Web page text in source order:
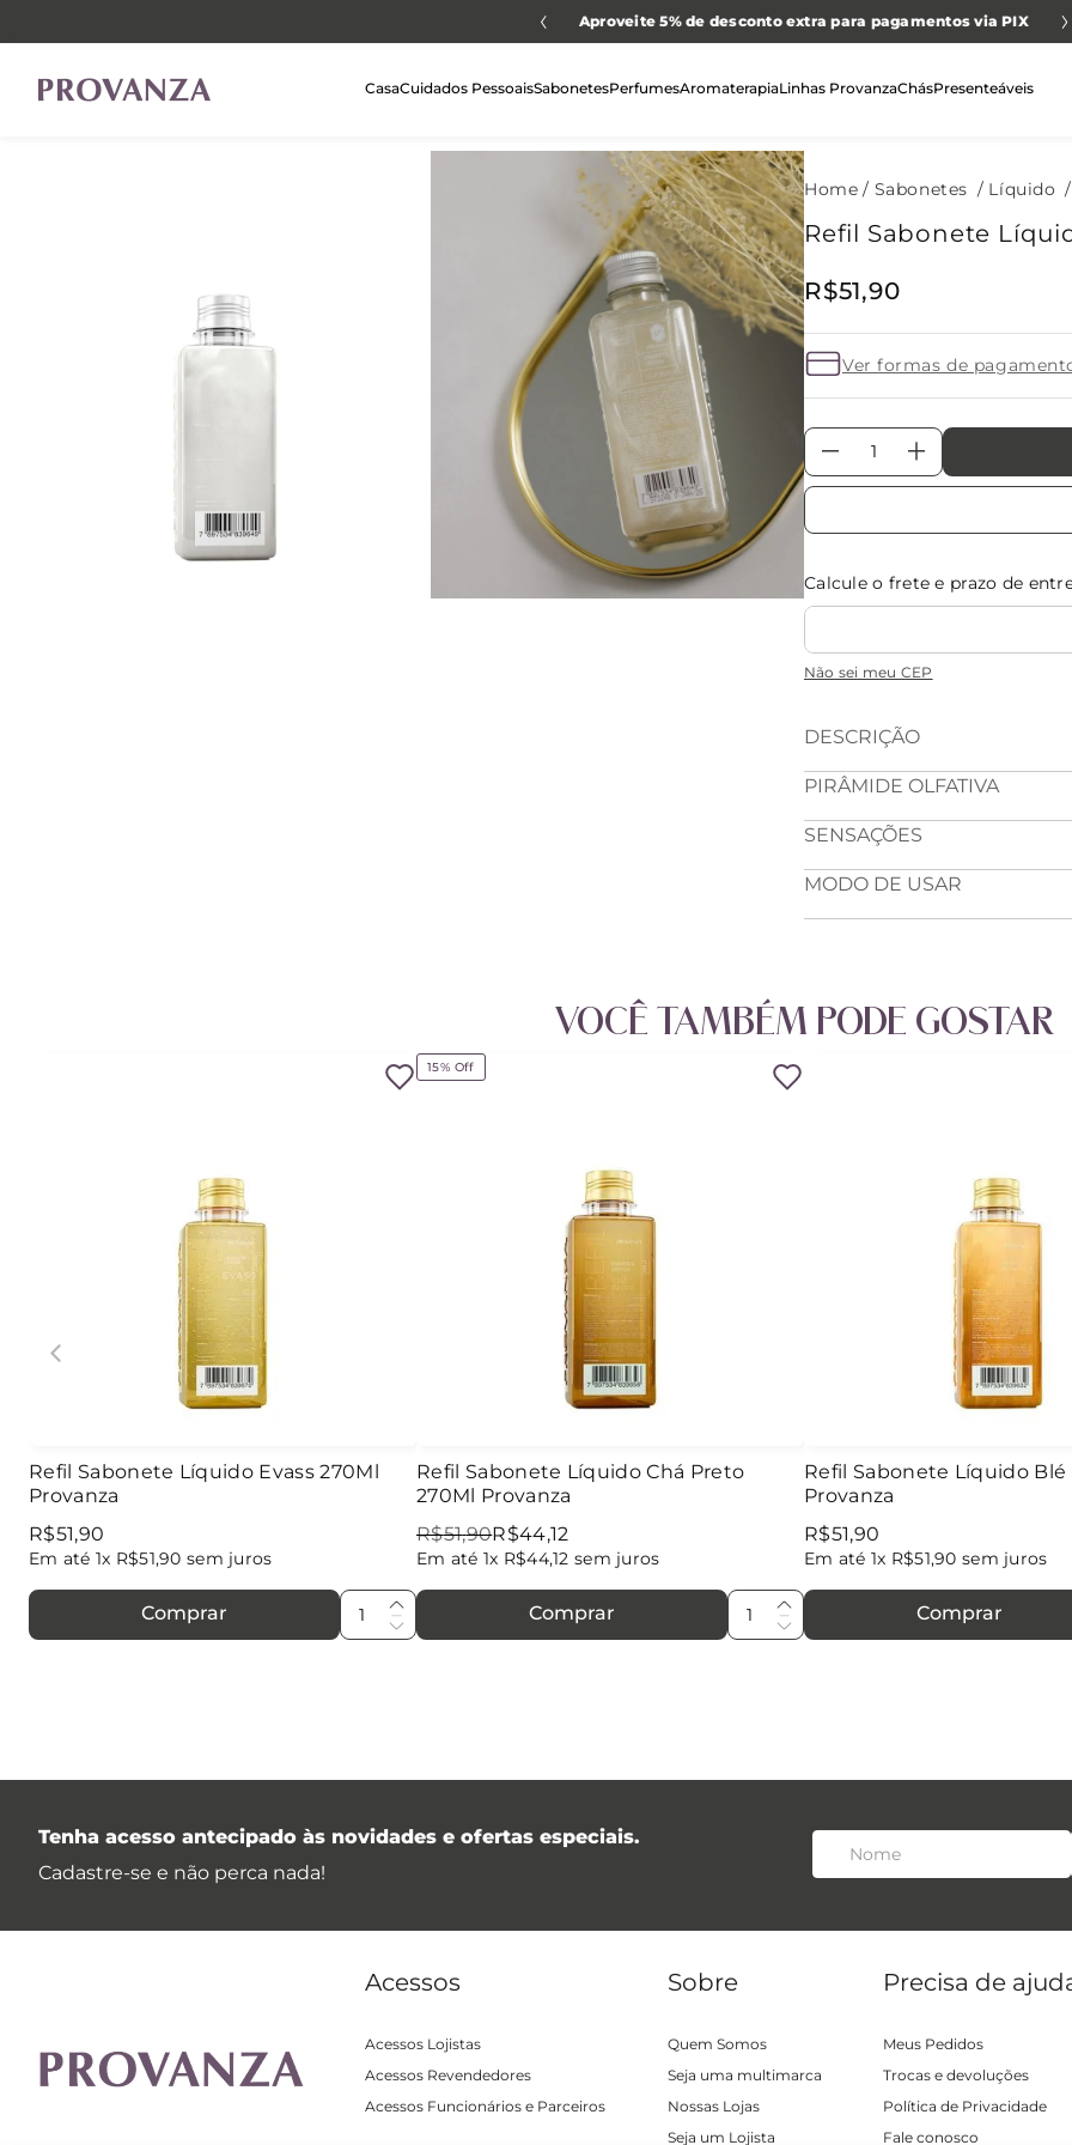
Aproveite 5% de desconto extra para pagamentos via PIX
CasaCuidados PessoaisSabonetesPerfumesAromaterapiaLinhas ProvanzaChásPresenteáveis
Sabonetes Líquido
Refil Sabonete
R$51,90
Ver formas de
＋
－
Calcule o frete e prazo de
Não sei meu CEP
DESCRIÇÃO
PIRÂMIDE OLFATIVA
SENSAÇÕES
MODO DE USAR
VOCÊ TAMBÉM PODE GOSTAR
Refil Sabonete Líquido Evass 270Ml
Provanza
R$51,90
Em até 1x R$51,90 sem juros
Comprar
15% Off
Refil Sabonete Líquido Chá Preto
270Ml Provanza
R$51,90R$44,12
Em até 1x R$44,12 sem juros
Comprar
Refil Sabonete Líquido Blé
Provanza
R$51,90
Em até 1x R$51,90 sem juros
Comprar
Tenha acesso antecipado às novidades e ofertas especiais.
Cadastre-se e não perca nada!
Acessos
Acessos Lojistas
Acessos Revendedores
Acessos Funcionários e Parceiros
Sobre
Quem Somos
Seja uma multimarca
Nossas Lojas
Seja um Lojista
Precisa de
Meus Pedidos
Trocas e devoluções
Política de Privacidade
Fale conosco